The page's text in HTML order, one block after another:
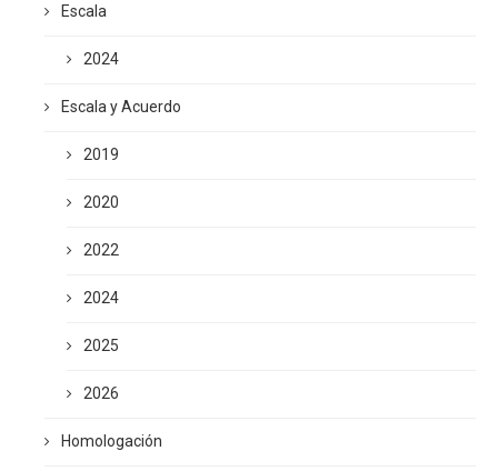
Escala
2024
Escala y Acuerdo
2019
2020
2022
2024
2025
2026
Homologación